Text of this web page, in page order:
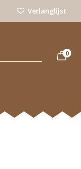
Verlanglijst
0